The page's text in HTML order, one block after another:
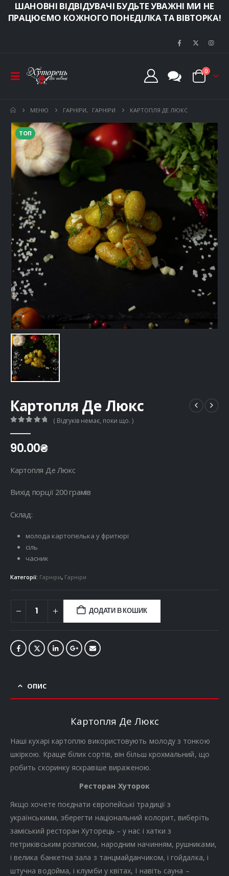
ШАНОВНІ ВІДВІДУВАЧІ БУДЬТЕ УВАЖНІ МИ НЕ
ПРАЦЮЄМО КОЖНОГО ПОНЕДІЛКА ТА ВІВТОРКА!
0
МЕНЮ ГАРНІРИ, ГАРНІРИ КАРТОПЛЯ ДЕ ЛЮКС
ТОП
Картопля Де Люкс
( Відгуків немає, поки що. )
90.00₴
Картопля Де Люкс
Вихід порції 200 грамів
Склад:
молода картопелька у фритюрі
сіль
часник
Категорії: Гарніри, Гарніри
ДОДАТИ В КОШИК
ОПИС
Картопля Де Люкс
Наші кухарі картоплю використовують молоду з тонкою
шкіркою. Краще білих сортів, він більш крохмальний, що
робить скоринку яскравіше вираженою.
Ресторан Хуторок
Якщо хочете поєднати європейські традиції з
українськими, зберегти національний колорит, виберіть
заміський ресторан Хуторець – у нас і хатки з
петриківським розписом, народним начинням, рушниками,
і велика банкетна зала з танцмайданчиком, і гойдалка, і
штучна водойма, і клумби у квітах, І навіть сауна –